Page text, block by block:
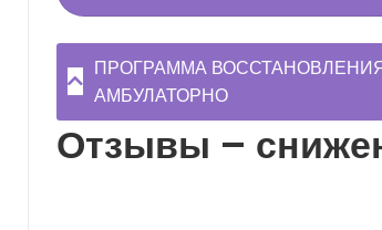
ПРОГРАММА
АМБУЛАТОРНО
Отзывы –